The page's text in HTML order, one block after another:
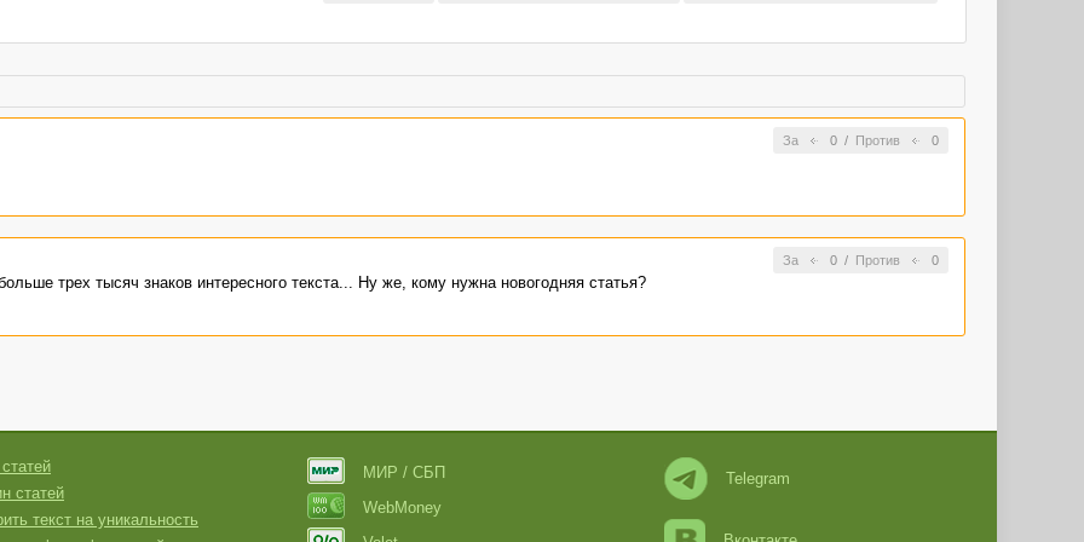
За 0/ Против 0
За 0/ Против 0
трех тысяч знаков интересного текста... Ну же, кому нужна новогодняя статья?
статей
текст на уникальность
МИР / СБП
WebMoney
Telegram